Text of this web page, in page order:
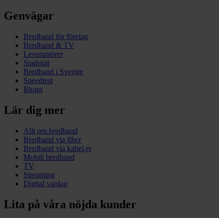
Genvägar
Bredband för företag
Bredband & TV
Leverantörer
Stadsnät
Bredband i Sverige
Speedtest
Blogg
Lär dig mer
Allt om bredband
Bredband via fiber
Bredband via kabel-tv
Mobilt bredband
TV
Streaming
Digital vardag
Lita på våra nöjda kunder